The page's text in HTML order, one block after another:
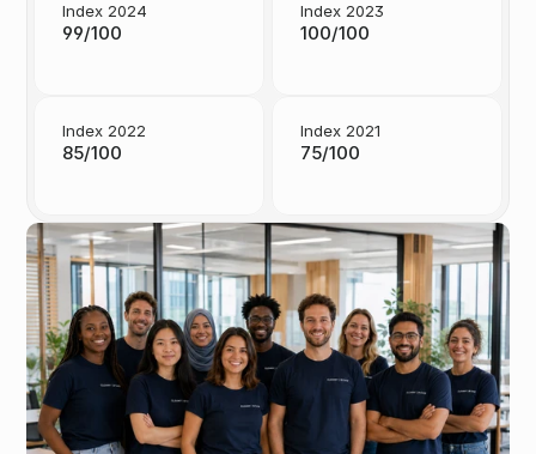
Index 2024
99/100
Index 2022
85/100
Index 2023
100/100
Index 2021
75/100